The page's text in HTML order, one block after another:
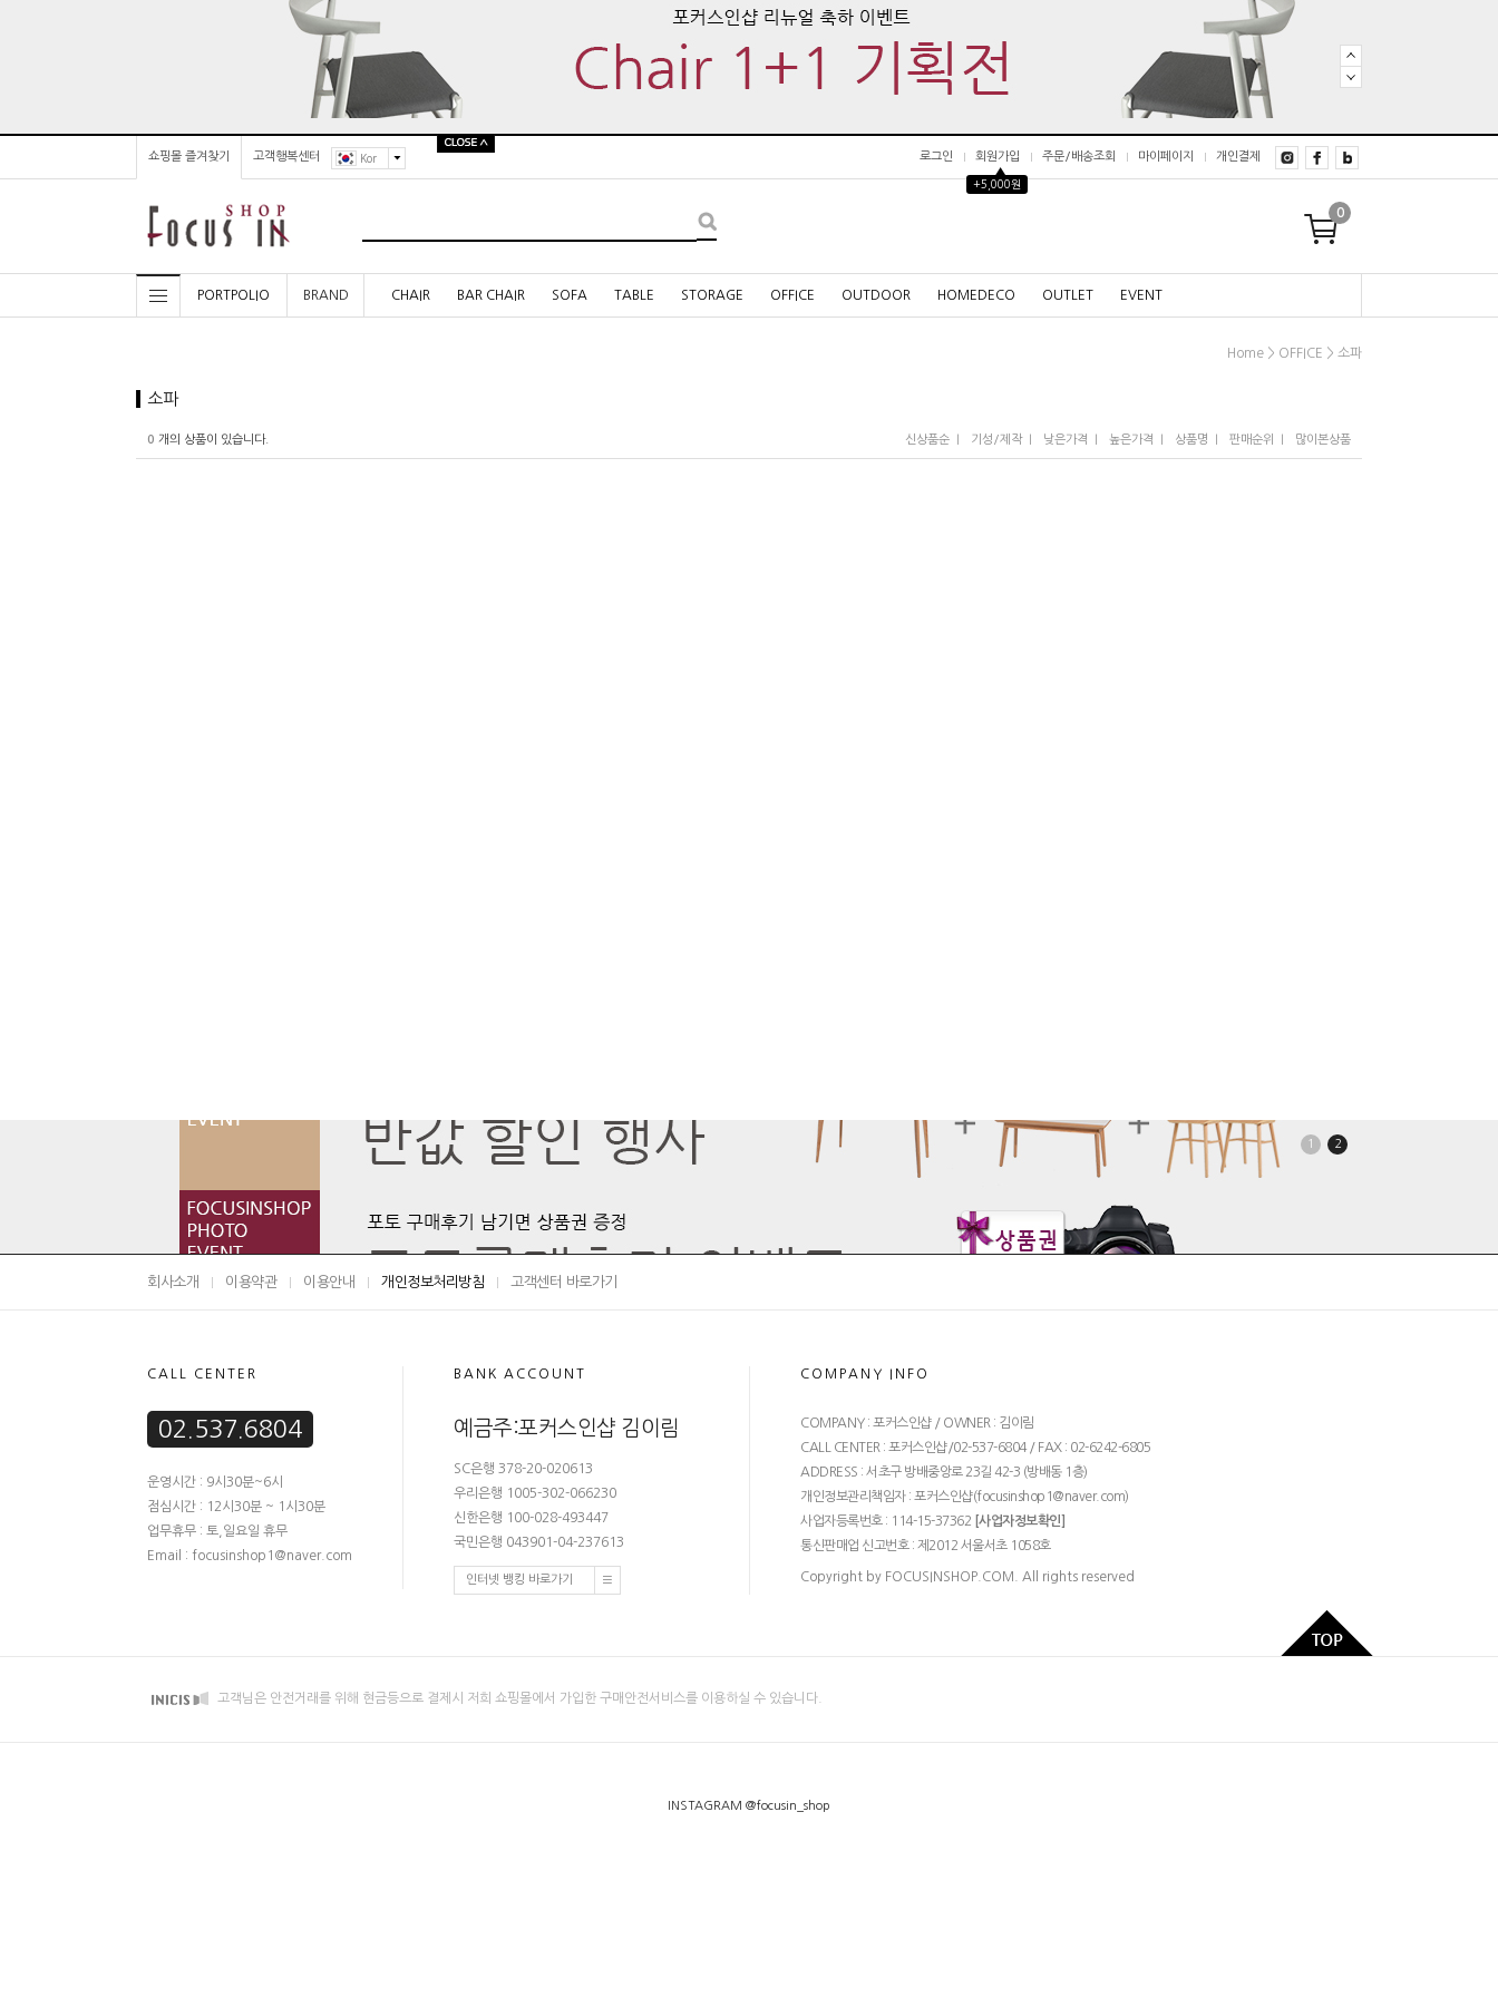
쇼핑몰 즐겨찾기 고객행복센터 Kor 로그인 회원가입
▲
+5,000원
주문/배송조회 마이페이지 개인결제
0
PORTPOLIO BRAND CHAIR BAR CHAIR SOFA TABLE STORAGE OFFICE OUTDOOR HOMEDECO OUTLET EVENT
Home > OFFICE > 소파
소파
0 개의 상품이 있습니다. 신상품순 기성/제작I 낮은가격 높은가격 상품명 판매순위 많이본상품
1 2
회사소개 이용약관 이용안내 개인정보처리방침 고객센터 바로가기
CALL CENTER
02.537.6804
운영시간 : 9시30분~6시
점심시간 : 12시30분 ~ 1시30분
업무휴무 : 토,일요일 휴무
Email : focusinshop1@naver.com
BANK ACCOUNT
예금주:포커스인샵 김이림
SC은행 378-20-020613
우리은행 1005-302-066230
신한은행 100-028-493447
국민은행 043901-04-237613
인터넷 뱅킹 바로가기
COMPANY INFO
COMPANY : 포커스인샵 / OWNER : 김이림
CALL CENTER : 포커스인샵/02-537-6804 / FAX : 02-6242-6805
ADDRESS : 서초구 방배중앙로 23길 42-3 (방배동 1층)
개인정보관리책임자 : 포커스인샵(focusinshop1@naver.com)
사업자등록번호 : 114-15-37362 [사업자정보확인]
통신판매업 신고번호 : 제2012 서울서초 1058호
Copyright by FOCUSINSHOP.COM. All rights reserved
고객님은 안전거래를 위해 현금등으로 결제시 저희 쇼핑몰에서 가입한 구매안전서비스를 이용하실 수 있습니다.
INSTAGRAM @focusin_shop